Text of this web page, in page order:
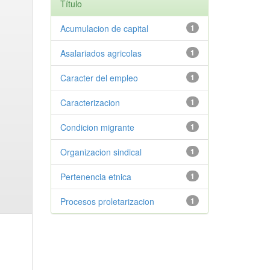
Título
1
Acumulacion de capital
1
Asalariados agricolas
1
Caracter del empleo
1
Caracterizacion
1
Condicion migrante
1
Organizacion sindical
1
Pertenencia etnica
1
Procesos proletarizacion